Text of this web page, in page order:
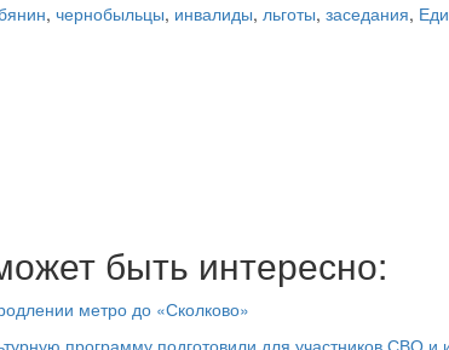
, чернобыльцы, инвалиды, льготы, заседания,
быть интересно:
метро до «Сколково»
программу подготовили для участников СВО и